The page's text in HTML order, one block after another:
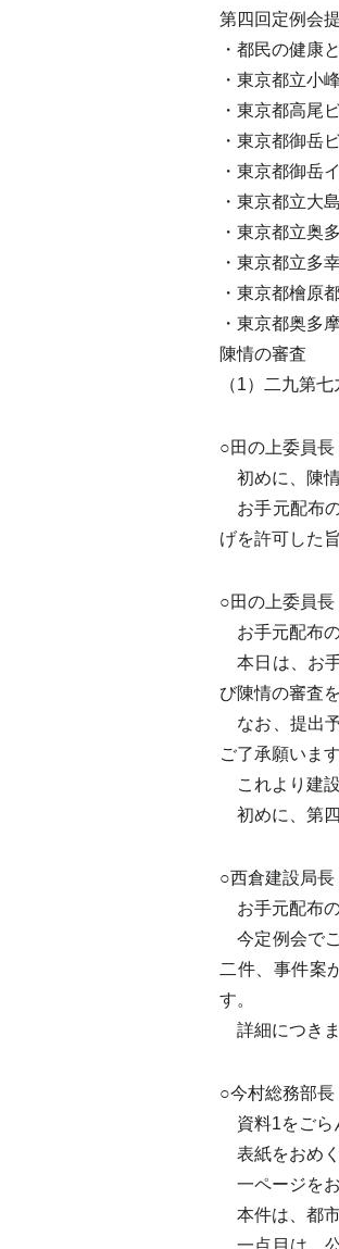
第四回定例会
・都民の健康
・東京都立小
・東京都高尾
・東京都御岳
・東京都御岳
・東京都立大
・東京都立奥
・東京都立多
・東京都檜原
・東京都奥多
陳情の審査
（1）二九第
○田の上委員
初めに、陳情
お手元配布
げを許可した
○田の上委員
お手元配布の
本日は、お
び陳情の審査
なお、提出
ご了承願います
これより建設
初めに、第四
○西倉建設局
お手元配布の
今定例会で
二件、事件案
す。
詳細につきま
○今村総務部
資料1をごら
表紙をおめく
一ページをお
本件は、都市
一点目は、